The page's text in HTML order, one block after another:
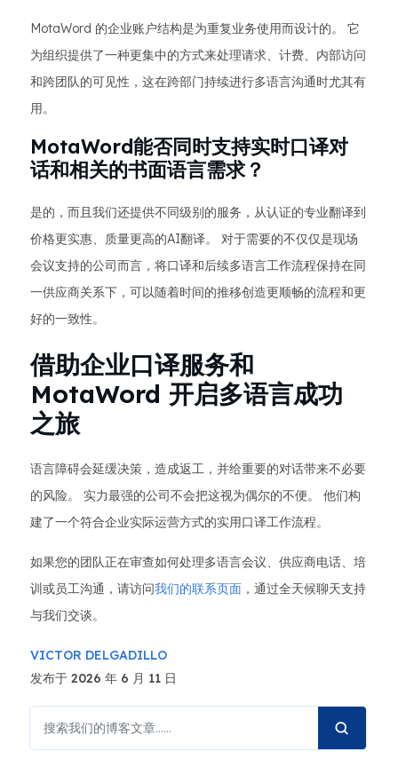
MotaWord 的企业账户结构是为重复业务使用而设计的。 它
为组织提供了一种更集中的方式来处理请求、计费、内部访问
和跨团队的可见性，这在跨部门持续进行多语言沟通时尤其有
用。
MotaWord能否同时支持实时口译对
话和相关的书面语言需求？
是的，而且我们还提供不同级别的服务，从认证的专业翻译到
价格更实惠、质量更高的AI翻译。 对于需要的不仅仅是现场
会议支持的公司而言，将口译和后续多语言工作流程保持在同
一供应商关系下，可以随着时间的推移创造更顺畅的流程和更
好的一致性。
借助企业口译服务和
MotaWord 开启多语言成功
之旅
语言障碍会延缓决策，造成返工，并给重要的对话带来不必要
的风险。 实力最强的公司不会把这视为偶尔的不便。 他们构
建了一个符合企业实际运营方式的实用口译工作流程。
如果您的团队正在审查如何处理多语言会议、供应商电话、培
训或员工沟通，请访问我们的联系页面 ，通过全天候聊天支持
与我们交谈。
VICTOR DELGADILLO
发布于 2026 年 6 月 11 日